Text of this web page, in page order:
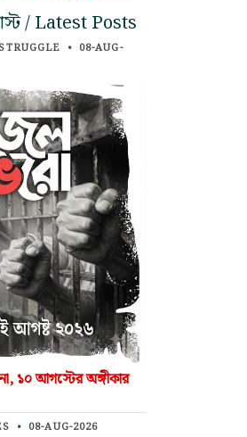
/ Latest Posts
• 08-AUG-
১০ আগস্টের অঙ্গীকার
• 08-AUG-2026